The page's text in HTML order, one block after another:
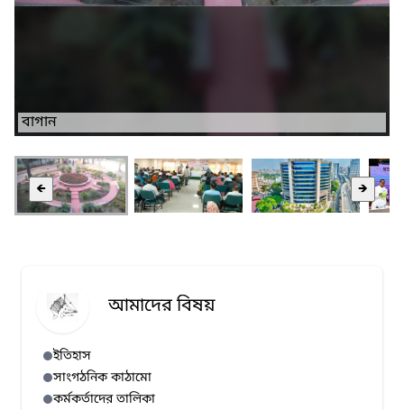
বাগান
🡸 🡺
আমাদের বিষয়
ইতিহাস
সাংগঠনিক কাঠামো
কর্মকর্তাদের তালিকা